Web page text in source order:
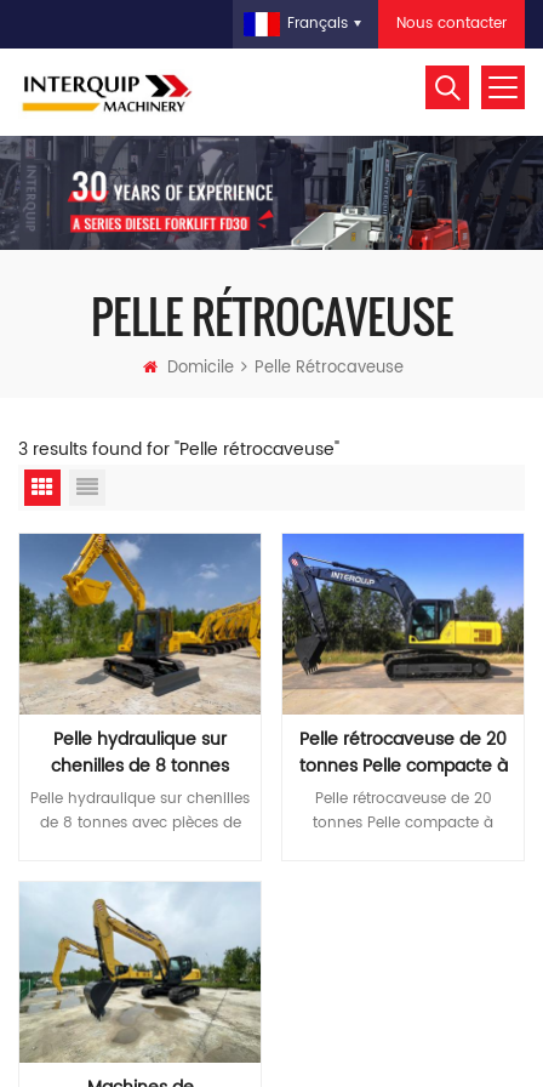
Nous contacter
Français
PELLE RÉTROCAVEUSE
Domicile Pelle Rétrocaveuse
3 results found for "Pelle rétrocaveuse"
Pelle hydraulique sur
chenilles de 8 tonnes
avec pièces de machine à
briser
Pelle hydraulique sur chenilles de 8 tonnes avec pièces de machine à briser * Configuration de base haut de gamme de première classe Les moteurs Yanmar sont conformes aux émissions Stage III, économisant ainsi de l'énergie et du carburant. Pompe principale et vanne principale de marque internationale Les composants hydrauliques de marque mondiale garantissent une grande fiabilité du système hydraulique * Une plus grande fiabilité et durabilité Corps robuste et haute résistance Pièces structurelles renforcées de la flèche, du bras et du godet * Un confort plus coordonné Nouvelle cabine très rigide, silencieuse et confortable Moniteur LCD couleur pour une surveillance et une maintenance pratiques Plusieurs modes de fonctionnement disponibles Caractéristiques MODÈLE Unité QIT 80,9 Poids opérationnel Tonne 8.2 Capacité du seau m³ 0,32 Modèle de moteur YANMAR 4TNV98T YANMAR 4TNV98 Puissance nominale kW/tr/min 56,5/2200 46,3/2200 Volume du réservoir de carburant L 130 Vitesse de voyage km/h 5.1/2.7 Vitesse de swing tr/min dix Degré d'escalade maximum ° 70 Force d'arrachage du godet à puissance max ISO KN 52 Pression de mise à la terre moyenne KPA 30 Modèle de pompe hydraulique En ligne HP3V80 Débit maximal L/min 165 Pression de réglage MPa 32 Volume du réservoir hydraulique L 90 Une longueur hors tout mm 6100 B Largeur hors tout mm 2300 C Hauteur totale （jusqu'au sommet de la flèche ） mm 2515 D Hauteur hors tout （jusqu'au sommet de la cabine ） mm 2680 E Garde au sol du contrepoids mm 760 F Min. garde au sol mm 380 G Rayon de pivotement arrière mm 1755 H Longueur de mise à la terre du rail mm 2150 J Longueur de piste mm 2760 K Voie écartement mm 1700 L Largeur de voie mm 2150 Largeur des patins M mm 450 N Largeur du plateau tournant mm 2198 Ô Max. hauteur de fouille mm 7165 PMax . hauteur de déversement mm 5065 QMax . profondeur de creusement mm 4038 RMax . profondeur de creusement des murs verticaux mm 3505 SMax . profondeur de creusement pour un plan horizontal de 2,5 m mm 3680 TMax . portée de creusement mm 6330 U Portée d'excavation max. au niveau du sol mm 6180 VMin . rayon de rotation mm 1795 WMax . hauteur au rayon d'oscillation minimum mm 5500 X Distance du centre de rotation à l'arrière mm 1755
Lire La Suite
Pelle rétrocaveuse de 20
tonnes Pelle compacte à
longue portée
Pelle rétrocaveuse de 20 tonnes Pelle compacte à longue portée * Configuration de base haut de gamme de première classe Les moteurs Yanmar sont conformes aux émissions Stage III, économisant ainsi de l'énergie et du carburant. Pompe principale et vanne principale de marque internationale Les composants hydrauliques de marque mondiale garantissent une grande fiabilité du système hydraulique * Une plus grande fiabilité et durabilité Corps robuste et haute résistance Pièces structurelles renforcées de la flèche, du bras et du godet * Un confort plus coordonné Nouvelle cabine très rigide, silencieuse et confortable Moniteur LCD couleur pour une surveillance et une maintenance pratiques Plusieurs modes de fonctionnement disponibles Caractéristiques MODÈLE Unité QIT 205,9 Poids opérationnel Tonne 21.3 Capacité du seau m³ 0,93 Modèle de moteur 广康QSB7.0 4M50 ​ Puissance nominale kW/tr/min 124/2000 118/2000 Volume du réservoir de carburant L 420 Vitesse de voyage km/h 5,2/3,5 Vitesse de swing tr/min 11.5 Degré d'escalade maximum ° 70 Force d'arrachage du godet à puissance max ISO KN 157 Pression de mise à la terre moyenne KPA 46,5 Modèle de pompe hydraulique EDDIE FMP112APDT KPMK3V112DT Débit maximal L/min 215 *2 228*2 Pression de réglage MPa 37 Volume du réservoir hydraulique L 246 Une longueur hors tout mm 9560 B Largeur hors tout mm 2780 C Hauteur totale （jusqu'au sommet de la flèche ） mm 3040 D Hauteur hors tout （jusqu'au sommet de la cabine ） mm 3120 E Garde au sol du contrepoids mm 1065 F Min. garde au sol mm 466 G Rayon de pivotement arrière mm 2720 H Longueur de mise à la terre du rail mm 3260 J Longueur de piste mm 4060 K Voie écartement mm 2180 L Largeur de voie mm 2780 Largeur des patins M mm 600 N Largeur du plateau tournant mm 2700 Ô Max. hauteur de fouille mm 9275 PMax . hauteur de déversement mm 6560 QMax . profondeur de creusement mm 6515 RMax . profondeur de creusement des murs verticaux mm 5915 SMax . profondeur de creusement pour un plan horizontal de 2,5 m mm 6380 TMax . portée de creusement mm 9865 U Portée d'excavation max. au niveau du sol mm 9680 VMin . rayon de rotation mm 3630 WMax . hauteur au rayon d'oscillation minimum mm 7670 X Distance du centre de rotation à l'arrière mm 2720